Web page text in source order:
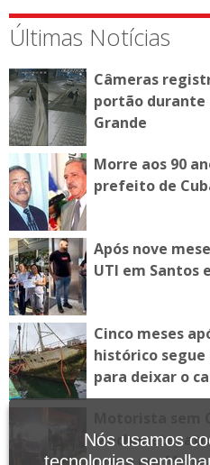
Últimas Notícias
Câmeras
portão durante
Grande
Morre aos 90
prefeito de
Após nove
UTI em Santos
Cinco meses
histórico
para deixar o
lanchonete,
Nós usamos